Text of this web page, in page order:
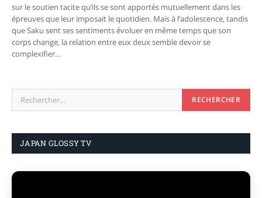
sur le soutien tacite qu’ils se sont apportés mutuellement dans les
épreuves que leur imposait le quotidien. Mais à l’adolescence, tandis
que Saku sent ses sentiments évoluer en même temps que son
corps change, la relation entre eux deux semble devoir se
complexifier…
JAPAN GLOSSY TV